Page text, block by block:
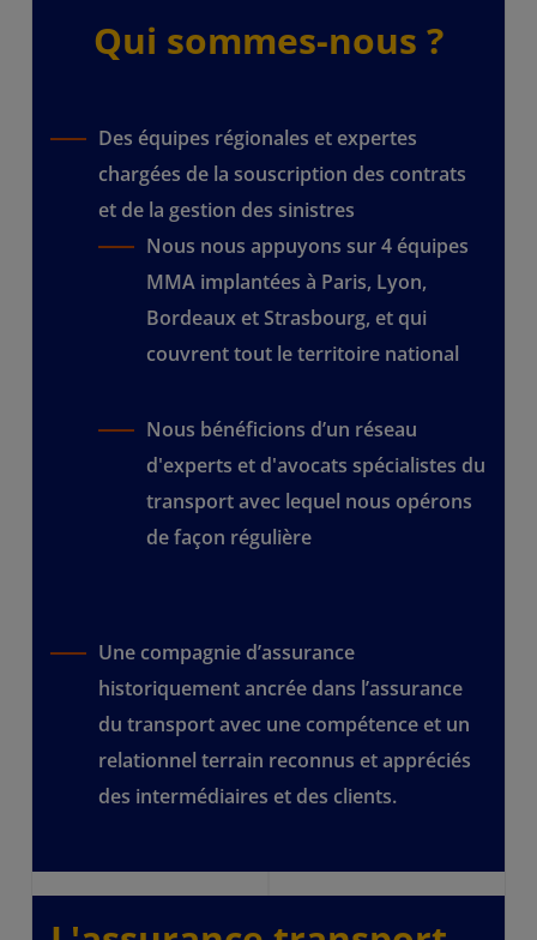
Qui sommes-nous ?
Des équipes régionales et expertes
chargées de la souscription des contrats
et de la gestion des sinistres
Nous nous appuyons sur 4 équipes
MMA implantées à Paris, Lyon,
Bordeaux et Strasbourg, et qui
couvrent tout le territoire national
Nous bénéficions d’un réseau
d'experts et d'avocats spécialistes du
transport avec lequel nous opérons
de façon régulière
Une compagnie d’assurance
historiquement ancrée dans l’assurance
du transport avec une compétence et un
relationnel terrain reconnus et appréciés
des intermédiaires et des clients.